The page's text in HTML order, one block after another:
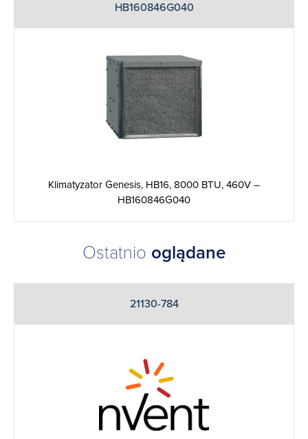
HB160846G040
Klimatyzator Genesis, HB16, 8000 BTU, 460V –
HB160846G040
Ostatnio oglądane
21130-784